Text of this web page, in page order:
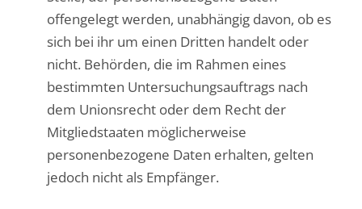
offengelegt werden, unabhängig davon, ob es
sich bei ihr um einen Dritten handelt oder
nicht. Behörden, die im Rahmen eines
bestimmten Untersuchungsauftrags nach
dem Unionsrecht oder dem Recht der
Mitgliedstaaten möglicherweise
personenbezogene Daten erhalten, gelten
jedoch nicht als Empfänger.